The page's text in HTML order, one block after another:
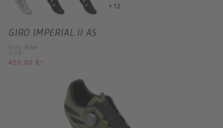
+ 12
GIRO IMPERIAL II AS
Giro Bike
UVP
450,00 € *